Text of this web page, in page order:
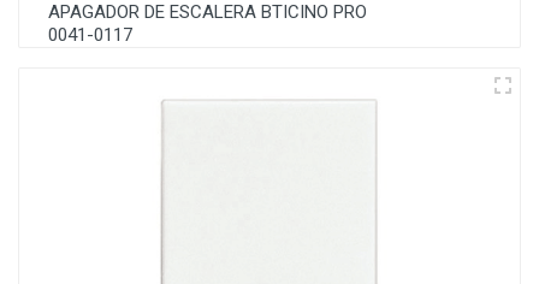
APAGADOR DE ESCALERA BTICINO PRO
0041-0117